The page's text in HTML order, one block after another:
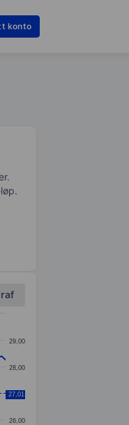
konto
26,00
27,00
28,00
29,00
27,01